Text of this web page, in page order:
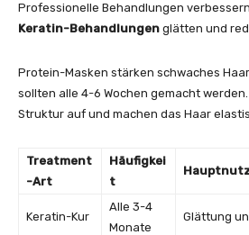
Professionelle Behandlungen
Keratin-Behandlungen glätten und
Protein-Masken stärken schwaches
sollten alle 4-6 Wochen gemacht
Struktur auf und machen das Haar
Treatment
-Art
Häufigkei
t
Keratin-Kur
Alle 3-4
Monate
Glättung